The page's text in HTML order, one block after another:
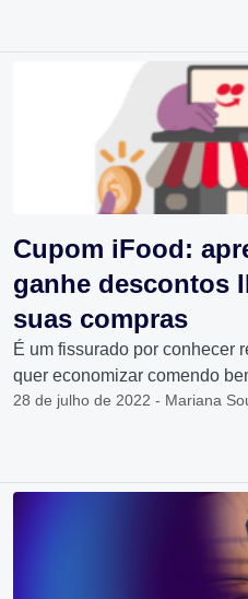
Cupom iFood:
ganhe descontos
suas compras
É um fissurado por conhecer
quer economizar comendo
28 de julho de 2022 - Mariana